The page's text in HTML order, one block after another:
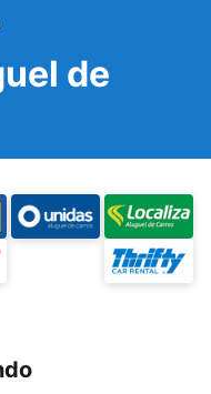
de